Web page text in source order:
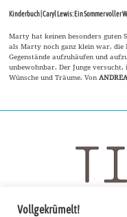
Kinderbuch | Caryl Lewis: Ein Sommer voller
Marty hat keinen besonders guten
als Marty noch ganz klein war, die
Gegenstände aufzuhäufen und
unbewohnbar. Der Junge
Wünsche und Träume. Von
Vollgekrümelt!